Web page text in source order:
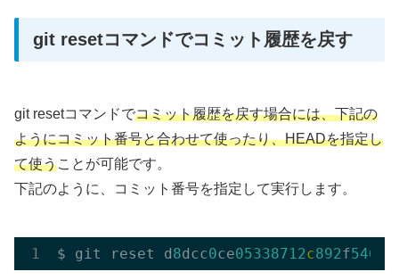
git resetコマンドでコミット履歴を戻す
git resetコマンドでコミット履歴を戻す場合には、下記の
ようにコミット番号と合わせて使ったり、HEADを指定し
て使うことが可能です。
下記のように、コミット番号を指定して実行します。
$ git reset d8dcc0ce05338712c892f